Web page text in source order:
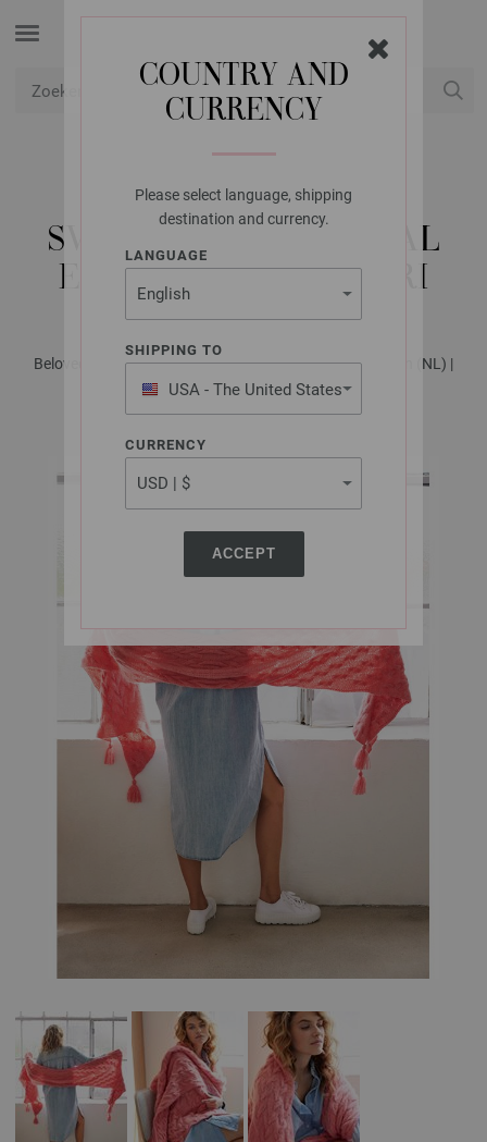
COUNTRY AND
CURRENCY
Please select language, shipping
destination and currency.
LANGUAGE
SHIPPING TO
USA - The United States
of America
CURRENCY
ACCEPT
LANA GROSSA
SVARTE FLETTER SJAAL
ECOPUNO & SETASURI
Beloved Knits No. 2 - Tijdschrift (DE) + Breibeschrijvingen (NL) |
Model 4